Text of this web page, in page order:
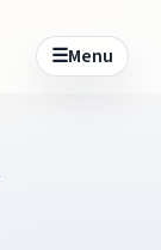
☰Menu